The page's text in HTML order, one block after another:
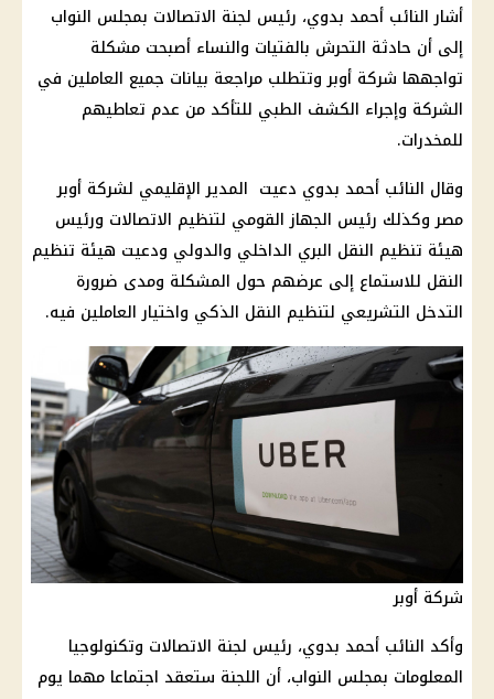
أشار النائب أحمد بدوي، رئيس لجنة الاتصالات بمجلس النواب
إلى أن حادثة التحرش بالفتيات والنساء أصبحت مشكلة
تواجهها شركة أوبر وتتطلب مراجعة بيانات جميع العاملين في
الشركة وإجراء الكشف الطبي للتأكد من عدم تعاطيهم
للمخدرات.
وقال النائب أحمد بدوي دعيت المدير الإقليمي لشركة أوبر
مصر وكذلك رئيس الجهاز القومي لتنظيم الاتصالات ورئيس
هيئة تنظيم النقل البري الداخلي والدولي ودعيت هيئة تنظيم
النقل للاستماع إلى عرضهم حول المشكلة ومدى ضرورة
التدخل التشريعي لتنظيم النقل الذكي واختيار العاملين فيه.
شركة أوبر
وأكد النائب أحمد بدوي، رئيس لجنة الاتصالات وتكنولوجيا
المعلومات بمجلس النواب، أن اللجنة ستعقد اجتماعا مهما يوم